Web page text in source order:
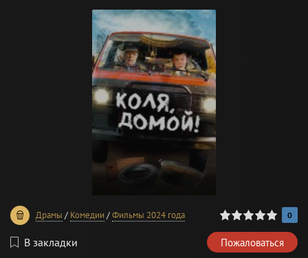
Драмы / Комедии /Фильмы 2024 года
0 1 2 3 0
В закладки Пожаловаться